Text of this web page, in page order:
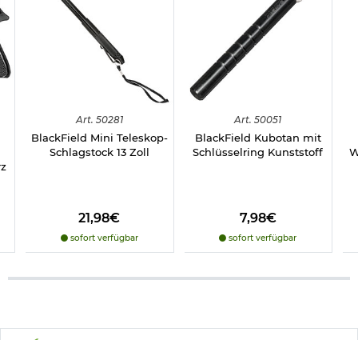
Art. 50281
BlackField Mini Teleskop-
Schlagstock 13 Zoll
21,98€
sofort verfügbar
Art. 50051
BlackField Kubotan mit
Schlüsselring Kunststoff
7,98€
sofort verfügbar